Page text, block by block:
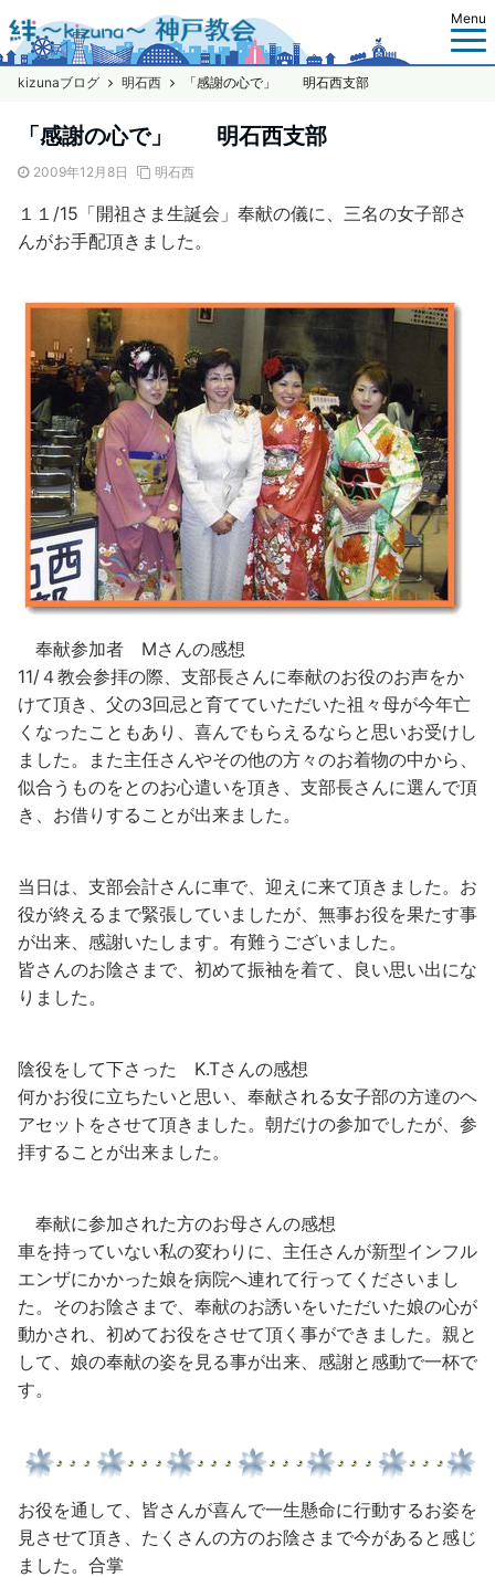
Menu
kizunaブログ 明石西 「感謝の心で」 明石西支部
「感謝の心で」 明石西支部
2009年12月8日 明石西
１１/15「開祖さま生誕会」奉献の儀に、三名の女子部さ
んがお手配頂きました。
奉献参加者 Mさんの感想
11/４教会参拝の際、支部長さんに奉献のお役のお声をか
けて頂き、父の3回忌と育てていただいた祖々母が今年亡
くなったこともあり、喜んでもらえるならと思いお受けし
ました。また主任さんやその他の方々のお着物の中から、
似合うものをとのお心遣いを頂き、支部長さんに選んで頂
き、お借りすることが出来ました。
当日は、支部会計さんに車で、迎えに来て頂きました。お
役が終えるまで緊張していましたが、無事お役を果たす事
が出来、感謝いたします。有難うございました。
皆さんのお陰さまで、初めて振袖を着て、良い思い出にな
りました。
陰役をして下さった K.Tさんの感想
何かお役に立ちたいと思い、奉献される女子部の方達のヘ
アセットをさせて頂きました。朝だけの参加でしたが、参
拝することが出来ました。
奉献に参加された方のお母さんの感想
車を持っていない私の変わりに、主任さんが新型インフル
エンザにかかった娘を病院へ連れて行ってくださいまし
た。そのお陰さまで、奉献のお誘いをいただいた娘の心が
動かされ、初めてお役をさせて頂く事ができました。親と
して、娘の奉献の姿を見る事が出来、感謝と感動で一杯で
す。
お役を通して、皆さんが喜んで一生懸命に行動するお姿を
見させて頂き、たくさんの方のお陰さまで今があると感じ
ました。合掌